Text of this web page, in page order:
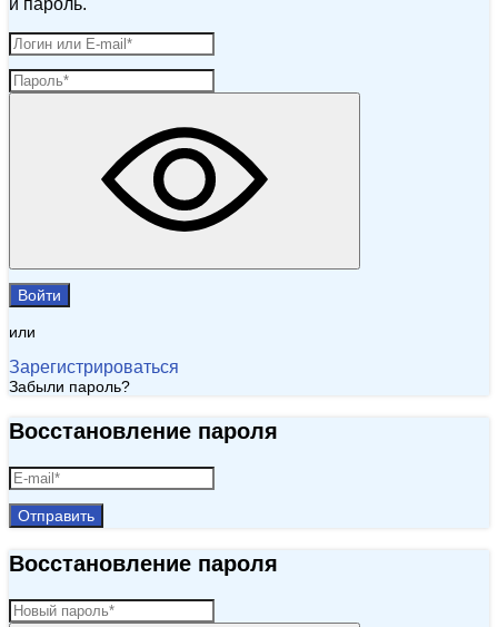
и пароль.
Войти
или
Зарегистрироваться
Забыли пароль?
Восстановление пароля
Отправить
Восстановление пароля